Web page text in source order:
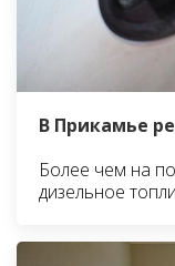
В Прикамье
Более чем на
дизельное